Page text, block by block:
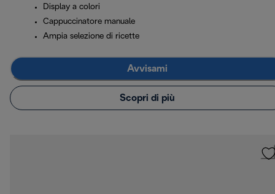
Display a colori
Cappuccinatore manuale
Ampia selezione di ricette
Avvisami
Scopri di più